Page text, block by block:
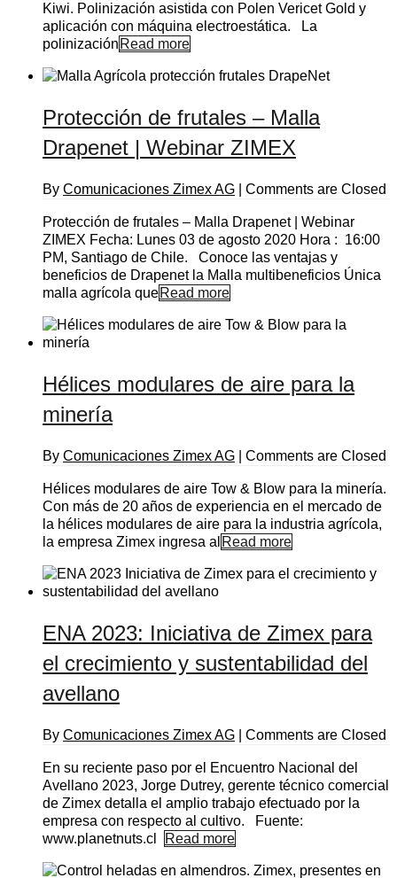
Kiwi. Polinización asistida con Polen Vericet Gold y
aplicación con máquina electroestática. La
polinización Read more
Protección de frutales – Malla
Drapenet | Webinar ZIMEX
By Comunicaciones Zimex AG Comments are Closed
Protección de frutales – Malla Drapenet | Webinar
ZIMEX Fecha: Lunes 03 de agosto 2020 Hora : 16:00
PM, Santiago de Chile. Conoce las ventajas y
beneficios de Drapenet la Malla multibeneficios Única
malla agrícola queRead more
Hélices modulares de aire para la
minería
By Comunicaciones Zimex AG Comments are Closed
Hélices modulares de aire Tow & Blow para la minería.
Con más de 20 años de experiencia en el mercado de
la hélices modulares de aire para la industria agrícola,
la empresa Zimex ingresa al Read more
ENA 2023: Iniciativa de Zimex para
el crecimiento y sustentabilidad del
avellano
By Comunicaciones Zimex AG Comments are Closed
En su reciente paso por el Encuentro Nacional del
Avellano 2023, Jorge Dutrey, gerente técnico comercial
de Zimex detalla el amplio trabajo efectuado por la
empresa con respecto al cultivo. Fuente:
www.planetnuts.cl
Read more